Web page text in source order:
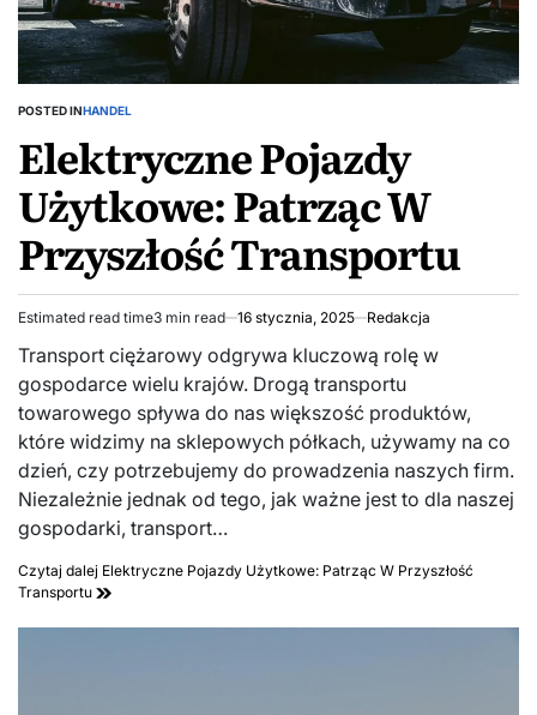
POSTED INHANDEL
Elektryczne Pojazdy
Użytkowe: Patrząc W
Przyszłość Transportu
Estimated read time3 min read 16 stycznia, 2025 Redakcja
Transport ciężarowy odgrywa kluczową rolę w
gospodarce wielu krajów. Drogą transportu
towarowego spływa do nas większość produktów,
które widzimy na sklepowych półkach, używamy na co
dzień, czy potrzebujemy do prowadzenia naszych firm.
Niezależnie jednak od tego, jak ważne jest to dla naszej
gospodarki, transport…
Czytaj dalej Elektryczne Pojazdy Użytkowe: Patrząc W Przyszłość
Transportu